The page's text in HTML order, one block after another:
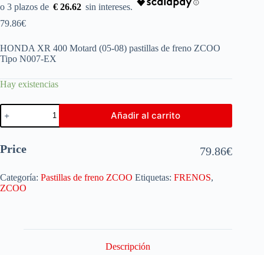
€ 26.62
79.86€
HONDA XR 400 Motard (05-08) pastillas de freno ZCOO
Tipo N007-EX
Hay existencias
Añadir al carrito
Price 79.86€
Categoría: Pastillas de freno ZCOO Etiquetas: FRENOS,
ZCOO
Descripción